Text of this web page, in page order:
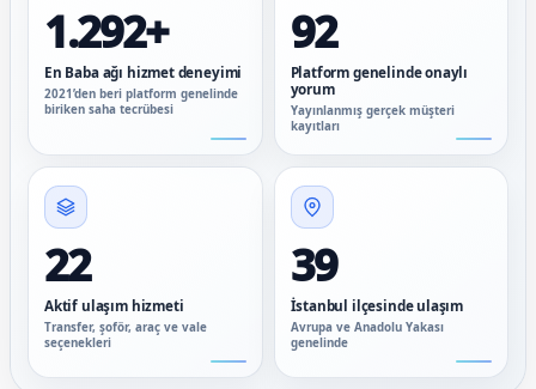
1.292+
En Baba ağı hizmet deneyimi
2021’den beri platform genelinde
biriken saha tecrübesi
92
Platform genelinde onaylı
yorum
Yayınlanmış gerçek müşteri
kayıtları
22
Aktif ulaşım hizmeti
Transfer, şoför, araç ve vale
seçenekleri
39
İstanbul ilçesinde ulaşım
Avrupa ve Anadolu Yakası
genelinde